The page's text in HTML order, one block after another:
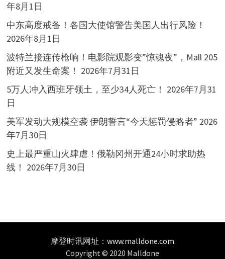
年8月1日
中东高度戒备！各国大使馆警告美国人出行风险！
2026年8月1日
波特兰接连传枪响！电影院观影变”惊魂夜”，Mall 205
附近又发生命案！ 2026年7月31日
5万人冲入西班牙领土，至少34人死亡！ 2026年7月31
日
美军发动大规模空袭 伊朗誓言“今天惩罚侵略者” 2026
年7月30日
史上最严重山火肆虐！俄勒冈州开通24小时求助热
线！ 2026年7月30日
摩登时讯网址： www.malldone.com
Copyright © 2020 Malldone